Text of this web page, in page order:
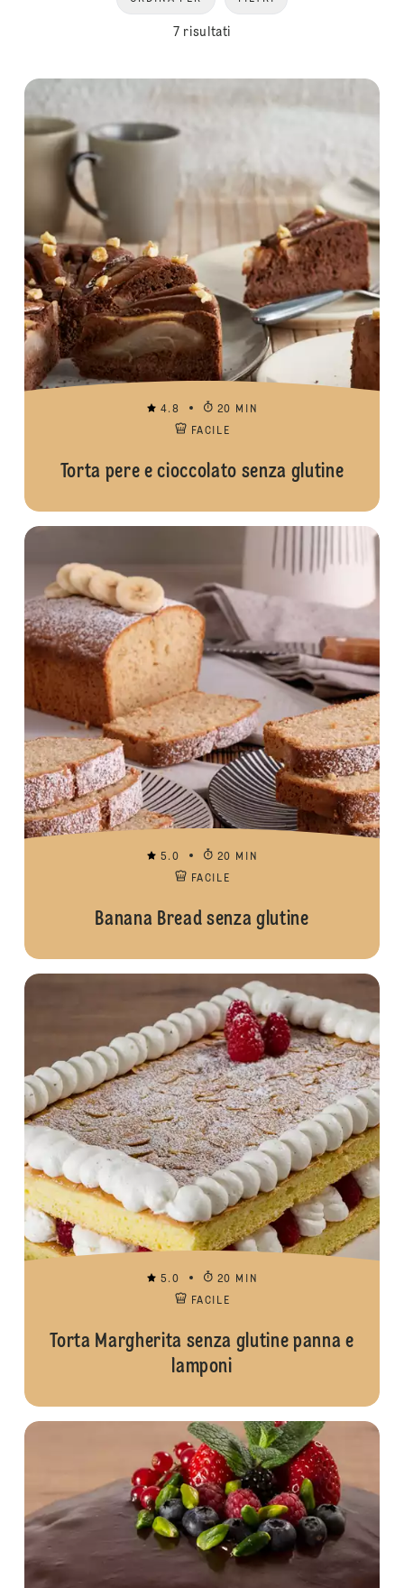
7 risultati
4.8
20 MIN
FACILE
Torta pere e cioccolato senza glutine
5.0
20 MIN
FACILE
Banana Bread senza glutine
5.0
20 MIN
FACILE
Torta Margherita senza glutine panna e
lamponi